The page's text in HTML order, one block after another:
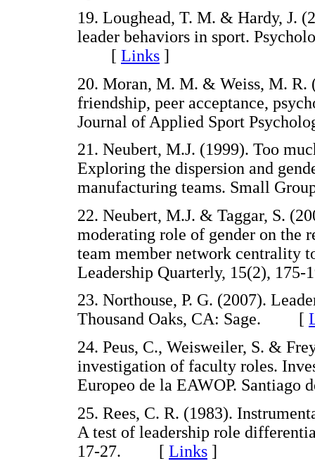
19. Loughead, T. M. & Hardy, J.
leader behaviors in sport.
[ Links ]
20. Moran, M. M. & Weiss, M. R.
friendship, peer acceptance,
Journal of Applied Sport
21. Neubert, M.J. (1999). Too
Exploring the dispersion and
manufacturing teams. Small
22. Neubert, M.J. & Taggar, S.
moderating role of gender on the
team member network centrality
Leadership Quarterly, 15(2),
23. Northouse, P. G. (2007).
Thousand Oaks, CA: Sage. [
24. Peus, C., Weisweiler, S. &
investigation of faculty roles.
Europeo de la EAWOP.
25. Rees, C. R. (1983).
A test of leadership role
17-27. [ Links ]